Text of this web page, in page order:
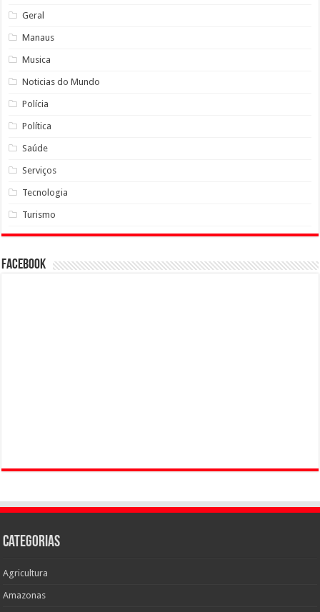
Geral
Manaus
Musica
Noticias do Mundo
Polícia
Política
Saúde
Serviços
Tecnologia
Turismo
Facebook
Categorias
Agricultura
Amazonas